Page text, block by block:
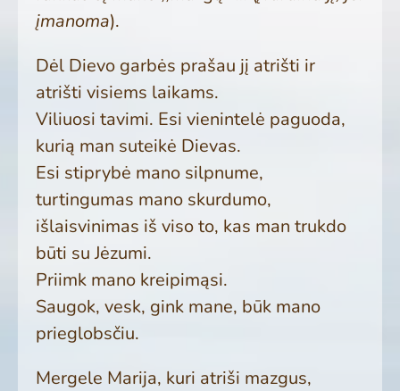
įmanoma).
Dėl Dievo garbės prašau jį atrišti ir
atrišti visiems laikams.
Viliuosi tavimi. Esi vienintelė paguoda,
kurią man suteikė Dievas.
Esi stiprybė mano silpnume,
turtingumas mano skurdumo,
išlaisvinimas iš viso to, kas man trukdo
būti su Jėzumi.
Priimk mano kreipimąsi.
Saugok, vesk, gink mane, būk mano
prieglobsčiu.
Mergele Marija, kuri atriši mazgus,